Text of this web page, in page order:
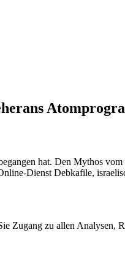
hat. Den Mythos
Dienst Debkafile,
Zugang zu allen Analysen,